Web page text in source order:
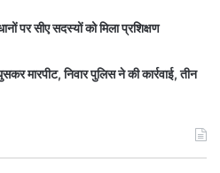
पर सीए सदस्यों को मिला प्रशिक्षण
मारपीट, निवार पुलिस ने की कार्रवाई, तीन